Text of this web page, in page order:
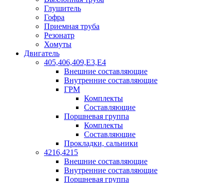
Глушитель
Гофра
Приемная труба
Резонатр
Хомуты
Двигатель
405,406,409,Е3,Е4
Внешние составляющие
Внутренние составляющие
ГРМ
Комплекты
Составляющие
Поршневая группа
Комплекты
Составляющие
Прокладки, сальники
4216,4215
Внешние составляющие
Внутренние составляющие
Поршневая группа